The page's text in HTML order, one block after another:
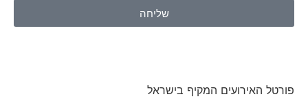
שליחה
פורטל האירועים המקיף בישראל